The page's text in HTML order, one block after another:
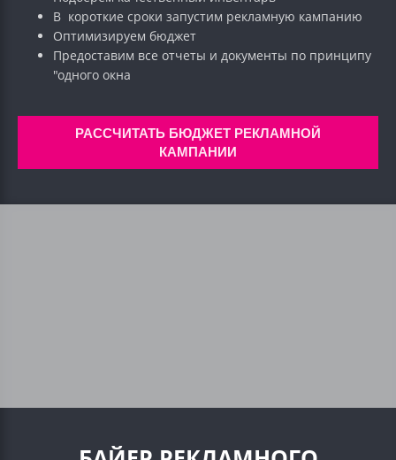
В короткие сроки запустим рекламную кампанию
Оптимизируем бюджет
Предоставим все отчеты и документы по принципу
"одного окна
РАССЧИТАТЬ БЮДЖЕТ РЕКЛАМНОЙ
КАМПАНИИ